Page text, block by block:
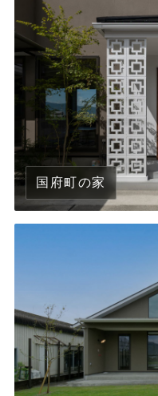
国府町の家